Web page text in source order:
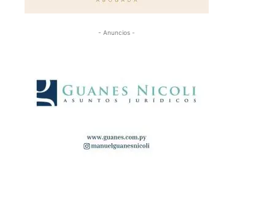
- Anuncios -